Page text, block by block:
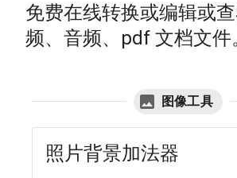
免费在线转换或编辑或
频、音频、pdf 文档文件
图像工具
照片背景加法器